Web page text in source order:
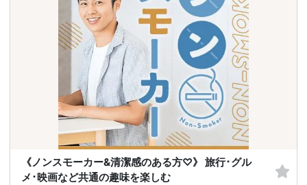
《ノンスモーカー&清潔感のある方♡》 旅行･グル
メ･映画など共通の趣味を楽しむ